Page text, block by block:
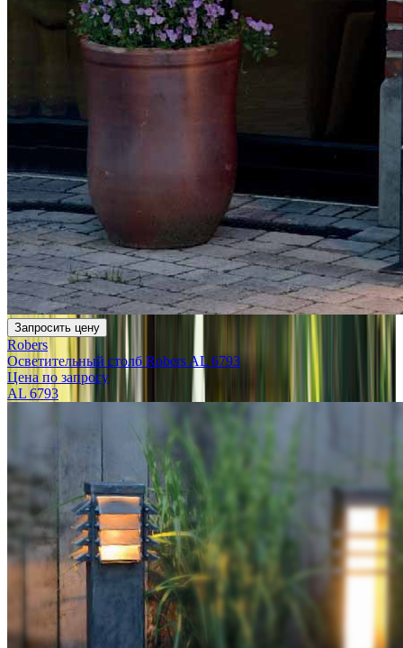
Запросить цену
Robers
Осветительный столб Robers AL 6793
Цена по запросу
AL 6793